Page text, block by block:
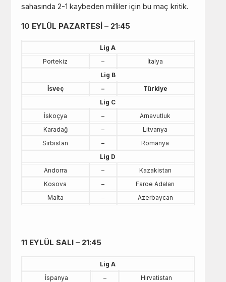
sahasında 2-1 kaybeden milliler için bu maç kritik.
10 EYLÜL PAZARTESİ – 21:45
Lig A
Portekiz
–
İtalya
Lig B
İsveç
–
Türkiye
Lig C
İskoçya
–
Arnavutluk
Karadağ
–
Litvanya
Sırbistan
–
Romanya
Lig D
Andorra
–
Kazakistan
Kosova
–
Faroe Adaları
Malta
– Azerbaycan
11 EYLÜL SALI – 21:45
Lig A
İspanya
–
Hırvatistan